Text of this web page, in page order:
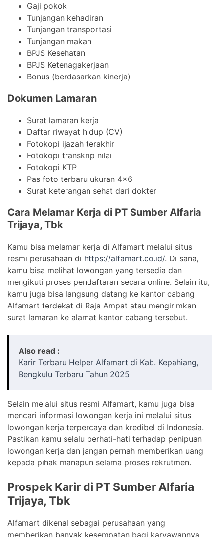
Gaji pokok
Tunjangan kehadiran
Tunjangan transportasi
Tunjangan makan
BPJS Kesehatan
BPJS Ketenagakerjaan
Bonus (berdasarkan kinerja)
Dokumen Lamaran
Surat lamaran kerja
Daftar riwayat hidup (CV)
Fotokopi ijazah terakhir
Fotokopi transkrip nilai
Fotokopi KTP
Pas foto terbaru ukuran 4×6
Surat keterangan sehat dari dokter
Cara Melamar Kerja di PT Sumber Alfaria
Trijaya, Tbk
Kamu bisa melamar kerja di Alfamart melalui situs
resmi perusahaan di https://alfamart.co.id/. Di sana,
kamu bisa melihat lowongan yang tersedia dan
mengikuti proses pendaftaran secara online. Selain itu,
kamu juga bisa langsung datang ke kantor cabang
Alfamart terdekat di Raja Ampat atau mengirimkan
surat lamaran ke alamat kantor cabang tersebut.
Also read :
Karir Terbaru Helper Alfamart di Kab. Kepahiang,
Bengkulu Terbaru Tahun 2025
Selain melalui situs resmi Alfamart, kamu juga bisa
mencari informasi lowongan kerja ini melalui situs
lowongan kerja terpercaya dan kredibel di Indonesia.
Pastikan kamu selalu berhati-hati terhadap penipuan
lowongan kerja dan jangan pernah memberikan uang
kepada pihak manapun selama proses rekrutmen.
Prospek Karir di PT Sumber Alfaria
Trijaya, Tbk
Alfamart dikenal sebagai perusahaan yang
memberikan banyak kesempatan bagi karyawannya